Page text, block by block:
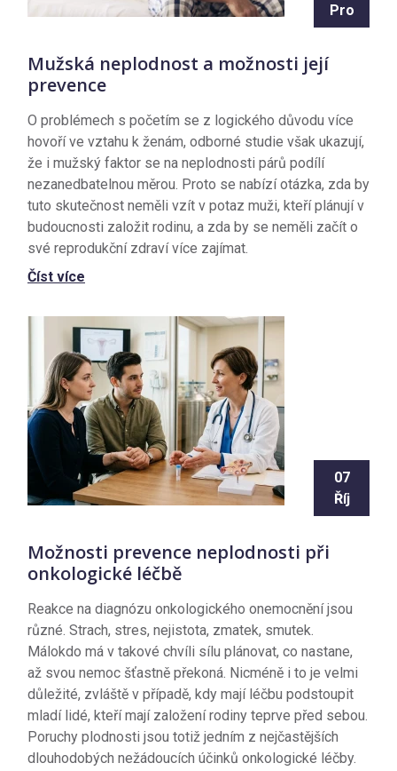
Pro
Mužská neplodnost a možnosti její
prevence
O problémech s početím se z logického důvodu více
hovoří ve vztahu k ženám, odborné studie však ukazují,
že i mužský faktor se na neplodnosti párů podílí
nezanedbatelnou měrou. Proto se nabízí otázka, zda by
tuto skutečnost neměli vzít v potaz muži, kteří plánují v
budoucnosti založit rodinu, a zda by se neměli začít o
své reprodukční zdraví více zajímat.
Číst více
07
Říj
Možnosti prevence neplodnosti při
onkologické léčbě
Reakce na diagnózu onkologického onemocnění jsou
různé. Strach, stres, nejistota, zmatek, smutek.
Málokdo má v takové chvíli sílu plánovat, co nastane,
až svou nemoc šťastně překoná. Nicméně i to je velmi
důležité, zvláště v případě, kdy mají léčbu podstoupit
mladí lidé, kteří mají založení rodiny teprve před sebou.
Poruchy plodnosti jsou totiž jedním z nejčastějších
dlouhodobých nežádoucích účinků onkologické léčby.